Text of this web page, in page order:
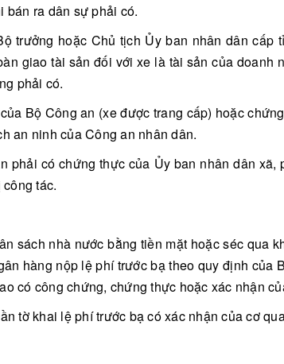
bán ra dân sự phải có.
trưởng hoặc Chủ tịch Ủy ban nhân dân
giao tài sản đối với xe là tài sản của
phải có.
Bộ Công an (xe được trang cấp) hoặc
an ninh của Công an nhân dân.
phải có chứng thực của Ủy ban nhân dân
tác.
sách nhà nước bằng tiền mặt hoặc séc qua
hàng nộp lệ phí trước bạ theo quy định
có công chứng, chứng thực hoặc xác nhận
tờ khai lệ phí trước bạ có xác nhận của cơ